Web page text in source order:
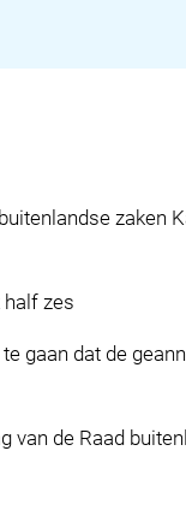
zaken
half zes
gaan dat de
de Raad